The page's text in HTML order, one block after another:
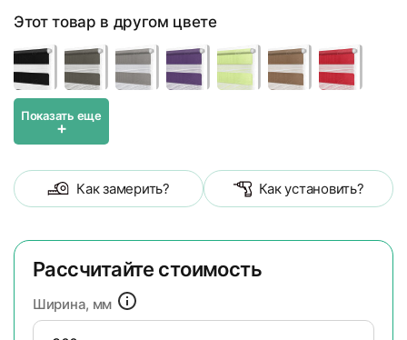
Этот товар в другом цвете
Показать еще
+
Как замерить? Как установить?
Рассчитайте стоимость
Ширина, мм